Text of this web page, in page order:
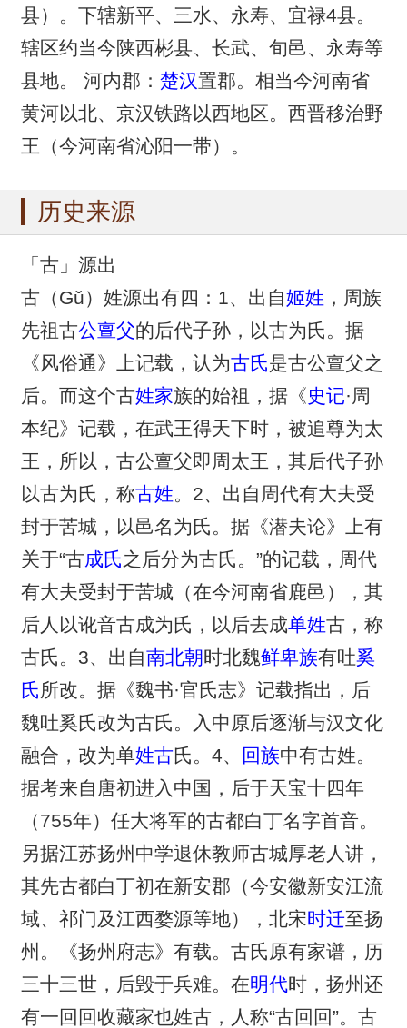
县）。下辖新平、三水、永寿、宜禄4县。
辖区约当今陕西彬县、长武、旬邑、永寿等
县地。 河内郡： 楚汉置郡。相当今河南省
黄河以北、京汉铁路以西地区。西晋移治野
王（今河南省沁阳一带）。
历史来源
「古」源出
古（Gǔ）姓源出有四：1、出自姬姓 ，周族
先祖古公亶父的后代子孙，以古为氏。据
《风俗通》上记载，认为古氏是古公亶父之
后。而这个古姓家族的始祖，据《史记·周
本纪》记载，在武王得天下时，被追尊为太
王，所以，古公亶父即周太王，其后代子孙
以古为氏，称古姓。2、出自周代有大夫受
封于苦城，以邑名为氏。据《潜夫论》上有
关于“古成氏之后分为古氏。”的记载，周代
有大夫受封于苦城（在今河南省鹿邑），其
后人以讹音古成为氏，以后去成单姓古，称
古氏。3、出自南北朝时北魏鲜卑族有吐奚
氏所改。据《魏书·官氏志》记载指出，后
魏吐奚氏改为古氏。入中原后逐渐与汉文化
融合，改为单姓古氏。4、 回族中有古姓。
据考来自唐初进入中国，后于天宝十四年
（755年）任大将军的古都白丁名字首音。
另据江苏扬州中学退休教师古城厚老人讲，
其先古都白丁初在新安郡（今安徽新安江流
域、祁门及江西婺源等地），北宋时迁至扬
州。《扬州府志》有载。古氏原有家谱，历
三十三世，后毁于兵难。在明代时，扬州还
有一回回收藏家也姓古，人称“古回回”。古